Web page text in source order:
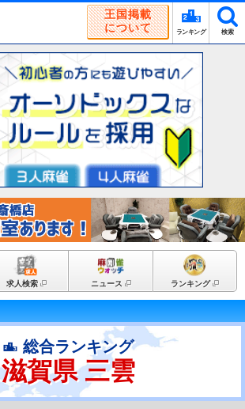
王国掲載
について
ランキング 検索
求人検索 ニュース ランキング
総合ランキング
滋賀県 三雲